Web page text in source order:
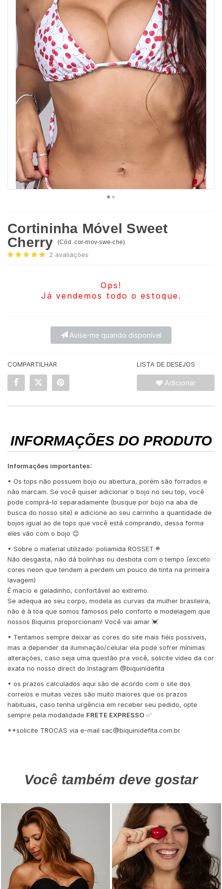
Cortininha Móvel Sweet
Cherry
(Cód.cor-mov-swe-che)
2 avaliações
Ops!
Já vendemos todo o estoque.
Avise-me quando disponível
COMPARTILHAR LISTA DE DESEJOS
Adicionar
INFORMAÇÕES DO PRODUTO
Informações importantes:
• Os tops não possuem bojo ou abertura, porém são forrados e
não marcam. Se você quiser adicionar o bojo no seu top, você
pode comprá-lo separadamente (busque por bojo na aba de
busca do nosso site) e adicione ao seu carrinho a quantidade de
bojos igual ao de tops que você está comprando, dessa forma
eles vão com o bojo 😊
• Sobre o material utilizado: poliamida ROSSET ®️
Não desgasta, não dá bolinhas ou desbota com o tempo (exceto
cores neon que tendem a perdem um pouco de tinta na primeira
lavagem)
É macio e geladinho, confortável ao extremo.
Se adequa ao seu corpo, modela as curvas da mulher brasileira,
não é à toa que somos famosos pelo conforto e modelagem que
nossos Biquinis proporcionam! Você vai amar 💓
• Tentamos sempre deixar as cores do site mais fiéis possíveis,
mas a depender da iluminação/celular ela pode sofrer mínimas
alterações, caso seja uma questão pra você, solicite vídeo da cor
exata no nosso direct do Instagram @biquinidefita
• os prazos calculados aqui são de acordo com o site dos
correios e muitas vezes são muito maiores que os prazos
habituais, caso tenha urgência em receber seu pedido, opte
sempre pela modalidade FRETE EXPRESSO ✅
**solicite TROCAS via e-mail sac@biquinidefita.com.br
Você também deve gostar